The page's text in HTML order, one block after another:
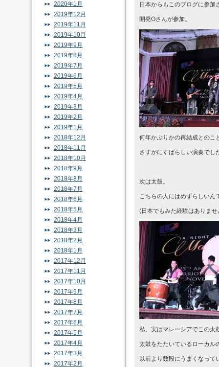
日本からもこのブログに参加
開発Oさんが参加。
何年かぶりかの再結成とのこ
さすがにすばらしい演奏でし
次は太鼓。
こちらの人にはめずらしいん
(日本でもみた経験はありま
私、実はマレーシアでこの太
太鼓をたたいているローカル
以前より数段にうまくなって
2020年1月
2019年12月
2019年11月
2019年10月
2019年9月
2019年8月
2019年7月
2019年6月
2019年5月
2019年4月
2019年3月
2019年2月
2019年1月
2018年12月
2018年11月
2018年10月
2018年9月
2018年8月
2018年7月
2018年6月
2018年5月
2018年4月
2018年3月
2018年2月
2018年1月
2017年12月
2017年11月
2017年10月
2017年9月
2017年8月
2017年7月
2017年6月
2017年5月
2017年4月
2017年3月
2017年2月